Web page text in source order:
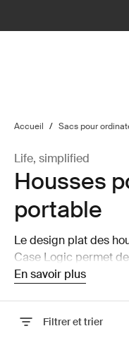
Accueil / Sacs pour
Life, simplified
Housses
portable
Le design plat des
Case Logic permet
ordinateur portable
En savoir plus
Filtrer et trier